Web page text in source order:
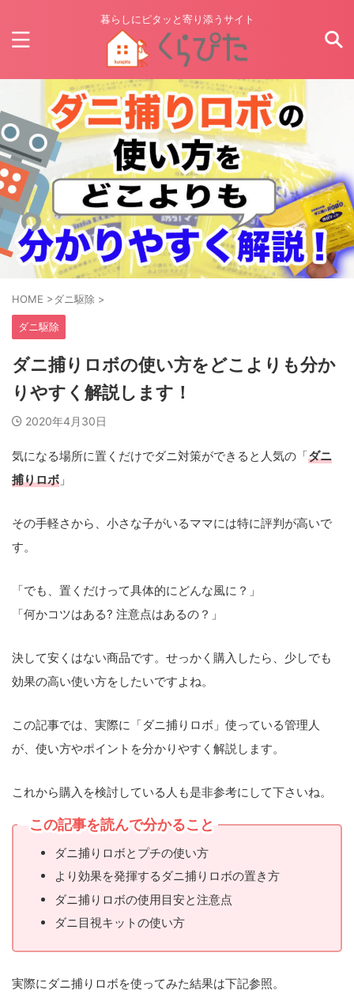
暮らしにピタッと寄り添うサイト
HOME >ダニ駆除 >
ダニ駆除
ダニ捕りロボの使い方をどこよりも分か
りやすく解説します！
2020年4月30日
気になる場所に置くだけでダニ対策ができると人気の「ダニ
捕りロボ 」
その手軽さから、小さな子がいるママには特に評判が高いで
す。
「でも、置くだけって具体的にどんな風に？」
「何かコツはある? 注意点はあるの？」
決して安くはない商品です。せっかく購入したら、少しでも
効果の高い使い方をしたいですよね。
この記事では、実際に「ダニ捕りロボ」使っている管理人
が、 使い方やポイントを分かりやすく解説します。
これから購入を検討している人も是非参考にして下さいね。
この記事を読んで分かること
ダニ捕りロボとプチの使い方
より効果を発揮するダニ捕りロボの置き方
ダニ捕りロボの使用目安と注意点
ダニ目視キットの使い方
実際にダニ捕りロボを使ってみた結果は下記参照。